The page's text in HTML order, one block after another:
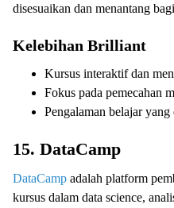
disesuaikan dan menantang
Kelebihan Brilliant
Kursus interaktif dan
Fokus pada pemecahan
Pengalaman belajar yang
15. DataCamp
DataCamp adalah platform
kursus dalam data science,